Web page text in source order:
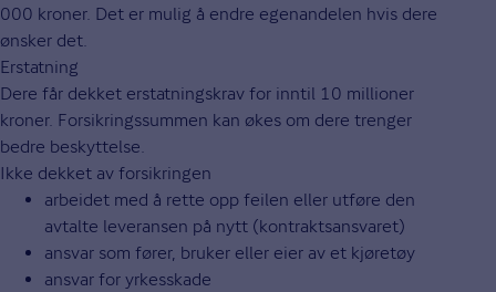
000 kroner. Det er mulig å endre egenandelen hvis dere
ønsker det.
Erstatning
Dere får dekket erstatningskrav for inntil 10 millioner
kroner. Forsikringssummen kan økes om dere trenger
bedre beskyttelse.
Ikke dekket av forsikringen
arbeidet med å rette opp feilen eller utføre den
avtalte leveransen på nytt (kontraktsansvaret)
ansvar som fører, bruker eller eier av et kjøretøy
ansvar for yrkesskade